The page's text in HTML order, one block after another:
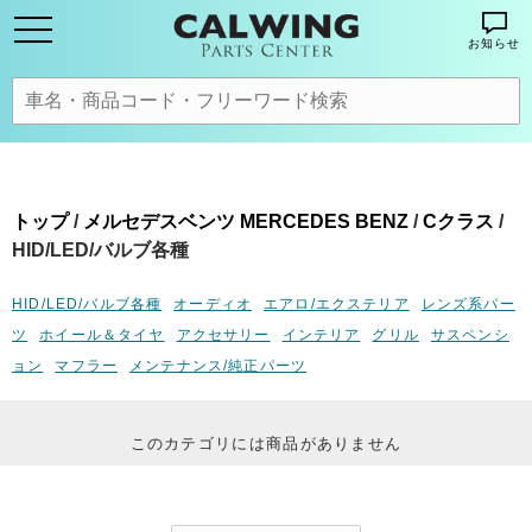
お知らせ
トップ/ メルセデスベンツ MERCEDES BENZ /Cクラス /
HID/LED/バルブ各種
HID/LED/バルブ各種 オーディオ エアロ/エクステリア
レンズ系パー
ツ
ホイール＆タイヤ アクセサリー インテリア グリル
サスペンシ
ョン
マフラー メンテナンス/純正パーツ
このカテゴリには商品がありません